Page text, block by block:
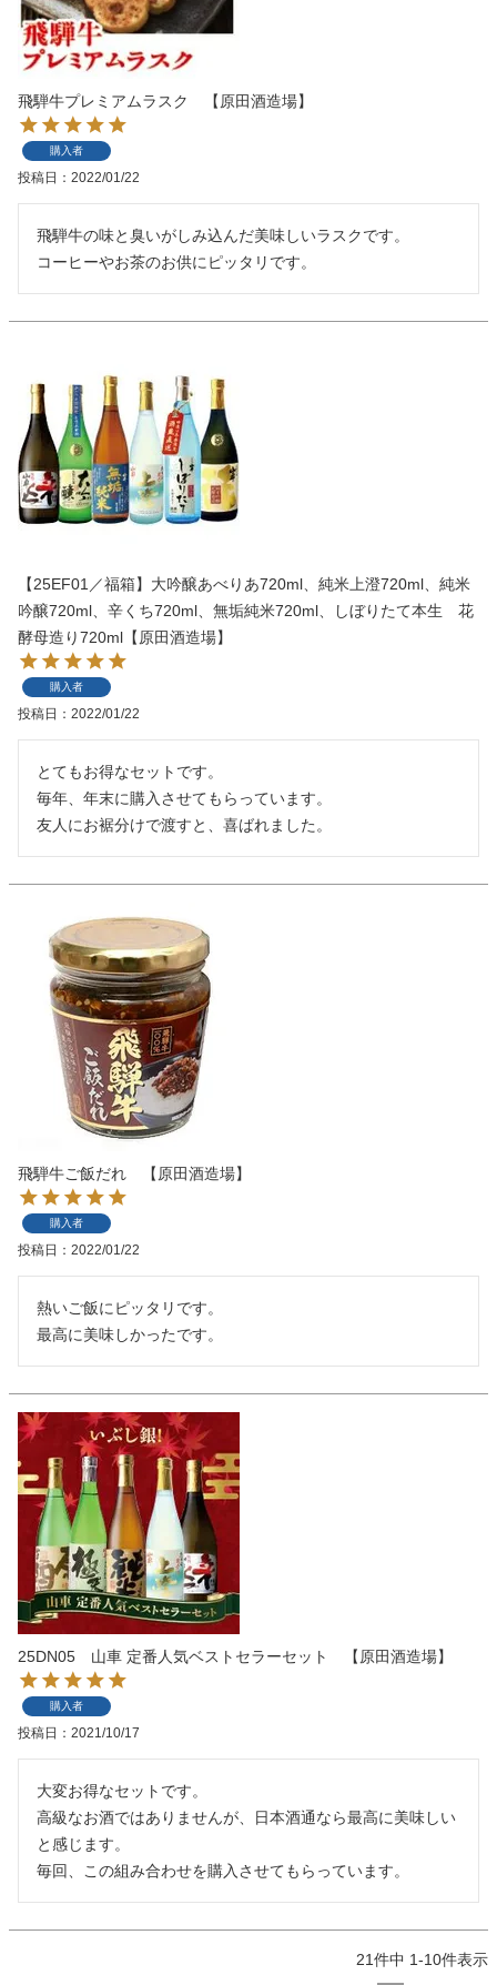
飛騨牛プレミアムラスク 【原田酒造場】
購入者
投稿日 2022/01/22
飛騨牛の味と臭いがしみ込んだ美味しいラスクです。
コーヒーやお茶のお供にピッタリです。
【25EF01／福箱】大吟醸あべりあ720ml、純米上澄720ml、純米
吟醸720ml、辛くち720ml、無垢純米720ml、しぼりたて本生 花
酵母造り720ml【原田酒造場】
購入者
投稿日 2022/01/22
とてもお得なセットです。
毎年、年末に購入させてもらっています。
友人にお裾分けで渡すと、喜ばれました。
飛騨牛ご飯だれ 【原田酒造場】
購入者
投稿日 2022/01/22
熱いご飯にピッタリです。
最高に美味しかったです。
25DN05 山車 定番人気ベストセラーセット 【原田酒造場】
購入者
投稿日 2021/10/17
大変お得なセットです。
高級なお酒ではありませんが、日本酒通なら最高に美味しい
と感じます。
毎回、この組み合わせを購入させてもらっています。
21件中 1-10件表示